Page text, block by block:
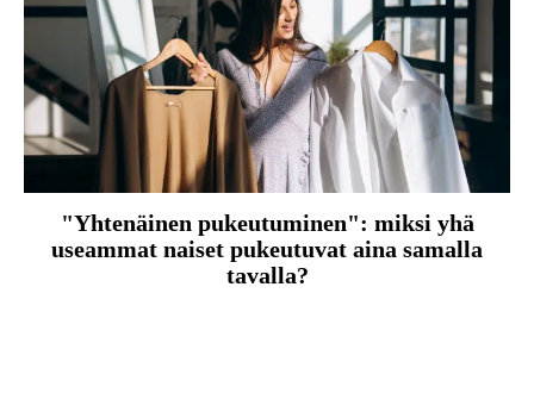
"Yhtenäinen pukeutuminen": miksi yhä
useammat naiset pukeutuvat aina samalla
tavalla?